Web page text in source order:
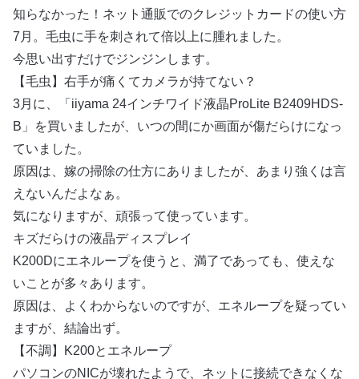
知らなかった！ネット通販でのクレジットカードの使い方
7月。毛虫に手を刺されて倍以上に腫れました。
今思い出すだけでジンジンします。
【毛虫】右手が痛くてカメラが持てない？
3月に、「iiyama 24インチワイド液晶ProLite B2409HDS-
B」を買いましたが、いつの間にか画面が傷だらけになっ
ていました。
原因は、嫁の掃除の仕方にありましたが、あまり強くは言
えないんだよなぁ。
気になりますが、頑張って使っています。
キズだらけの液晶ディスプレイ
K200Dにエネループを使うと、満了であっても、使えな
いことが多々あります。
原因は、よくわからないのですが、エネループを疑ってい
ますが、結論出ず。
【不調】K200とエネループ
パソコンのNICが壊れたようで、ネットに接続できなくな